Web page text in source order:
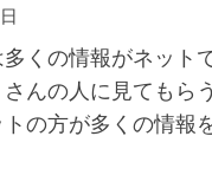
くの情報がネット
んの人に見てもら
の方が多くの情報